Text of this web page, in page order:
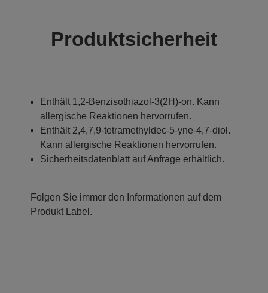
Produktsicherheit
Enthält 1,2-Benzisothiazol-3(2H)-on. Kann
allergische Reaktionen hervorrufen.
Enthält 2,4,7,9-tetramethyldec-5-yne-4,7-diol.
Kann allergische Reaktionen hervorrufen.
Sicherheitsdatenblatt auf Anfrage erhältlich.
Folgen Sie immer den Informationen auf dem
Produkt Label.